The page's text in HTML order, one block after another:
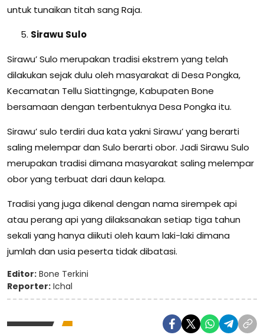
untuk tunaikan titah sang Raja.
Sirawu Sulo
Sirawu’ Sulo merupakan tradisi ekstrem yang telah
dilakukan sejak dulu oleh masyarakat di Desa Pongka,
Kecamatan Tellu Siattingnge, Kabupaten Bone
bersamaan dengan terbentuknya Desa Pongka itu.
Sirawu’ sulo terdiri dua kata yakni Sirawu’ yang berarti
saling melempar dan Sulo berarti obor. Jadi Sirawu Sulo
merupakan tradisi dimana masyarakat saling melempar
obor yang terbuat dari daun kelapa.
Tradisi yang juga dikenal dengan nama sirempek api
atau perang api yang dilaksanakan setiap tiga tahun
sekali yang hanya diikuti oleh kaum laki-laki dimana
jumlah dan usia peserta tidak dibatasi.
Editor: Bone Terkini
Reporter: Ichal